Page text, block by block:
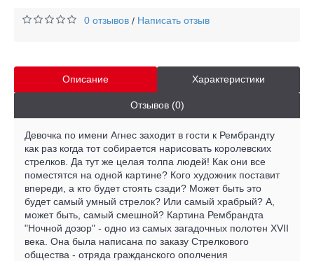
0 отзывов / Написать отзыв
Описание Характеристики
Отзывов (0)
Девочка по имени Агнес заходит в гости к Рембрандту
как раз когда тот собирается нарисовать королевских
стрелков. Да тут же целая толпа людей! Как они все
поместятся на одной картине? Кого художник поставит
впереди, а кто будет стоять сзади? Может быть это
будет самый умный стрелок? Или самый храбрый? А,
может быть, самый смешной? Картина Рембрандта
"Ночной дозор" - одно из самых загадочных полотен XVII
века. Она была написана по заказу Стрелкового
общества - отряда гражданского ополчения